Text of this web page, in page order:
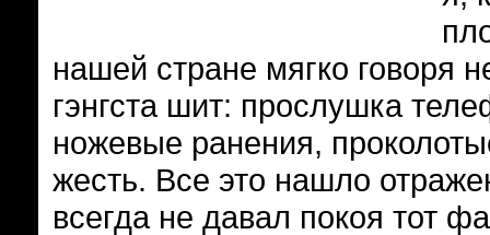
нашей стране мягко говоря
гэнгста шит: прослушка
ножевые ранения,
жесть. Все это нашло
всегда не давал покоя тот